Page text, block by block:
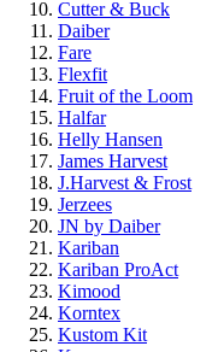
Cutter & Buck
Daiber
Fare
Flexfit
Fruit of the Loom
Halfar
Helly Hansen
James Harvest
J.Harvest & Frost
Jerzees
JN by Daiber
Kariban
Kariban ProAct
Kimood
Korntex
Kustom Kit